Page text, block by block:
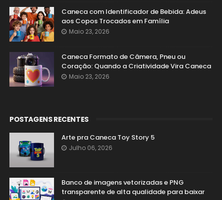
Caneca com Identificador de Bebida: Adeus
aos Copos Trocados em Família
Maio 23, 2026
Caneca Formato de Câmera, Pneu ou
Coração: Quando a Criatividade Vira Caneca
Maio 23, 2026
POSTAGENS RECENTES
Arte pra Caneca Toy Story 5
Julho 06, 2026
Banco de imagens vetorizadas e PNG
transparente de alta qualidade para baixar